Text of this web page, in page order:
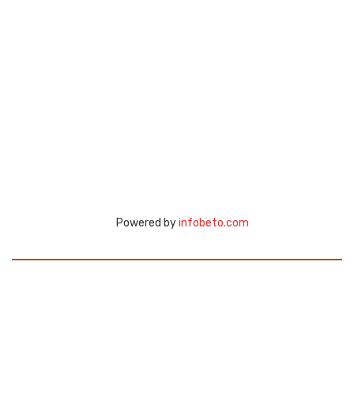
Powered byinfobeto.com